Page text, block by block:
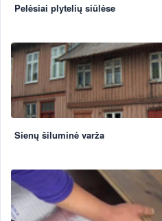
Pelėsiai plytelių siūlėse
Sienų šiluminė varža